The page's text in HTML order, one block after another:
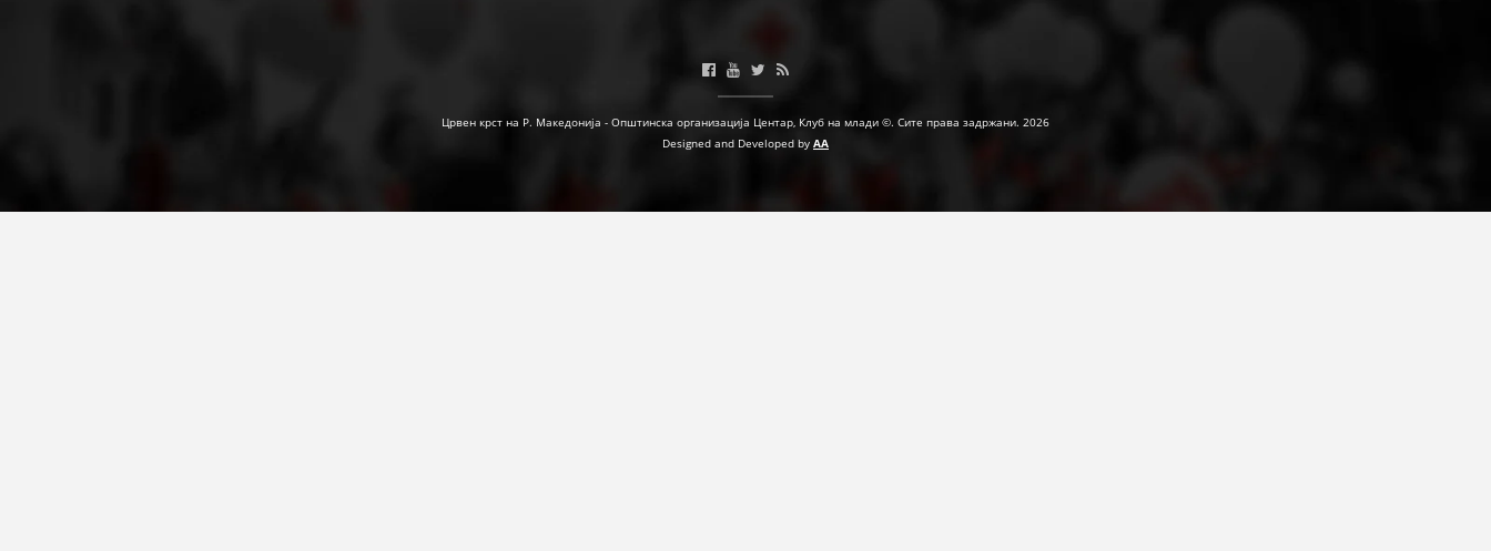
Црвен крст на Р. Македонија - Општинска организација Центар, Клуб на млади ©. Сите права задржани. 2026
Designed and Developed by AA